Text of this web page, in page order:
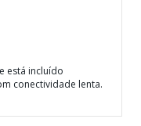
está incluído
conectividade lenta.